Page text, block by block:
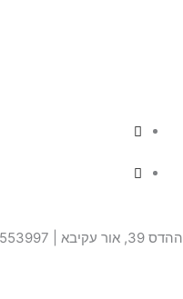
ההדס 39, אור עקיבא | 054-2553997 | yoni@zum.com